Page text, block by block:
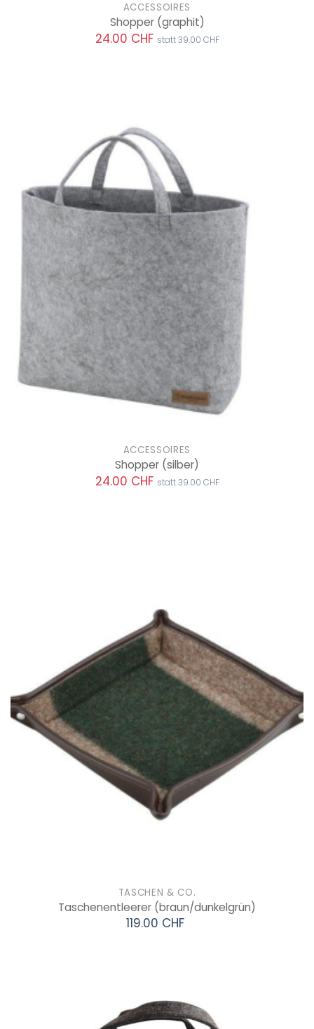
ACCESSOIRES
Shopper (graphit)
24.00 CHF statt 39.00 CHF
ACCESSOIRES
Shopper (silber)
24.00 CHF statt 39.00 CHF
TASCHEN & CO.
Taschenentleerer (braun/dunkelgrün)
119.00 CHF